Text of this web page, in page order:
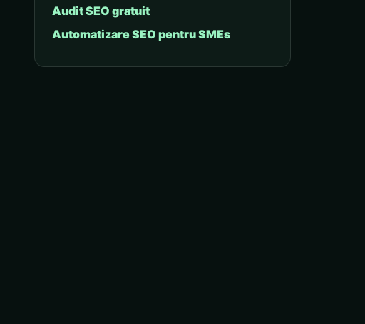
Audit SEO gratuit
Automatizare SEO pentru SMEs